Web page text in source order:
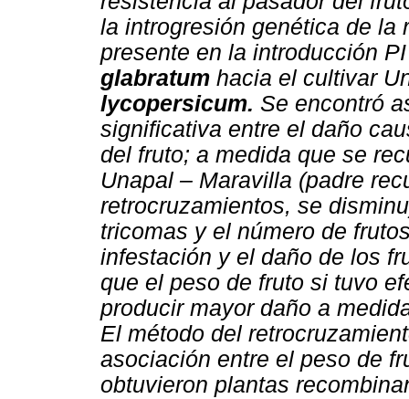
la introgresión genética de la
presente en la introducción
glabratum hacia el cultivar
lycopersicum. Se encontró
significativa entre el daño
del fruto; a medida que se
Unapal – Maravilla (padre
retrocruzamientos, se
tricomas y el número de
infestación y el daño de los
que el peso de fruto si tuvo
producir mayor daño a
El método del
asociación entre el peso de
obtuvieron plantas